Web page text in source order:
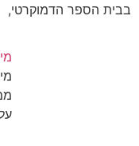
בבית הספר